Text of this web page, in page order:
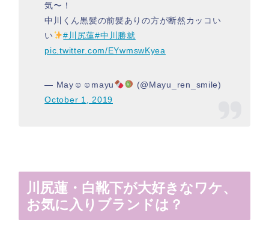
気〜！
中川くん黒髪の前髪ありの方が断然カッコい
い
#川尻蓮#中川勝就
pic.twitter.com/EYwmswKyea
— May☺︎☺︎mayu
(@Mayu_ren_smile)
October 1, 2019
川尻蓮・白靴下が大好きなワケ、
お気に入りブランドは？